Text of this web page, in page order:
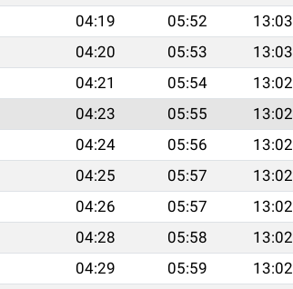
04:19 05:52 13:03
04:20 05:53 13:03
04:21 05:54 13:02
04:23 05:55 13:02
04:24 05:56 13:02
04:25 05:57 13:02
04:26 05:57 13:02
04:28 05:58 13:02
04:29 05:59 13:02